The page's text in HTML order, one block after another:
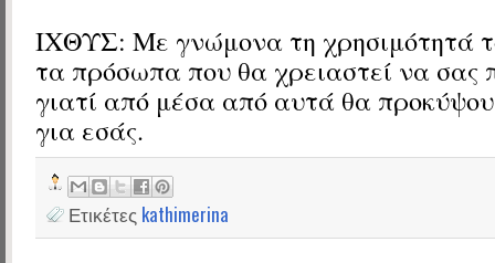
ΙΧΘΥΣ: Με γνώμονα τη χρησιμότητά
τα πρόσωπα που θα χρειαστεί να σας
γιατί από μέσα από αυτά θα
για εσάς.
Ετικέτες kathimerina